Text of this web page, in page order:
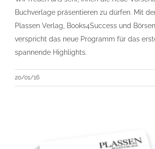
Buchverlage präsentieren zu dürfen. Mit
Plassen Verlag, Books4Success und
verspricht das neue Programm für das
spannende Highlights.
20/01/16